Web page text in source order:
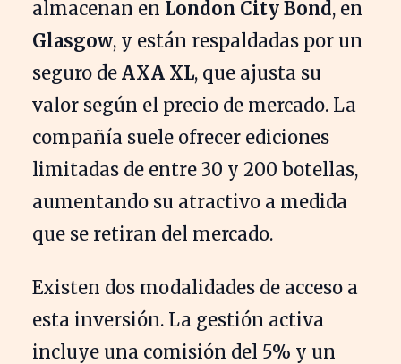
almacenan en London City Bond, en
Glasgow, y están respaldadas por un
seguro de AXA XL, que ajusta su
valor según el precio de mercado. La
compañía suele ofrecer ediciones
limitadas de entre 30 y 200 botellas,
aumentando su atractivo a medida
que se retiran del mercado.
Existen dos modalidades de acceso a
esta inversión. La gestión activa
incluye una comisión del 5% y un